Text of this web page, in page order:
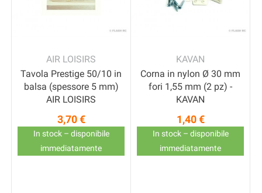
AIR LOISIRS
Tavola Prestige 50/10 in
balsa (spessore 5 mm)
AIR LOISIRS
Prezzo
3,70 €
In stock – disponibile
immediatamente
KAVAN
Corna in nylon Ø 30 mm
fori 1,55 mm (2 pz) -
KAVAN
Prezzo
1,40 €
In stock – disponibile
immediatamente